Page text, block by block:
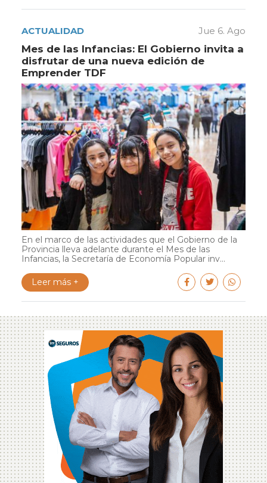
ACTUALIDAD Jue 6. Ago
Mes de las Infancias: El Gobierno invita a
disfrutar de una nueva edición de
Emprender TDF
En el marco de las actividades que el Gobierno de la
Provincia lleva adelante durante el Mes de las
Infancias, la Secretaría de Economía Popular inv...
Leer más +